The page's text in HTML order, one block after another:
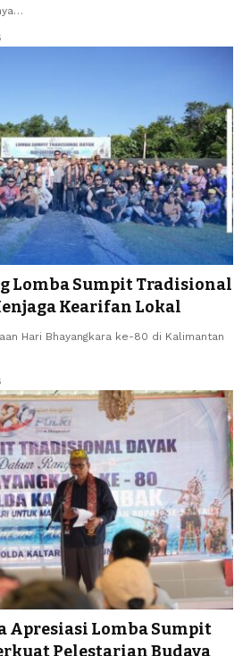
Lomba Sumpit Tradisional
Kearifan Lokal
Hari Bhayangkara ke-80 di Kalimantan
Apresiasi Lomba Sumpit
Pelestarian Budaya